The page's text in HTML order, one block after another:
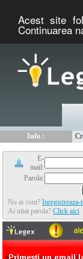
Acest site
Continuarea
Info :
E-
mail:
Parola:
Nu ai cont? Inregistreaza-
Ai uitat parola? Click aici